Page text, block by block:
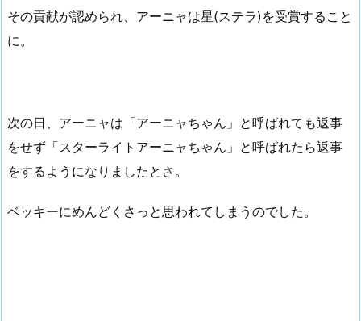
その貢献が認められ、アーニャは星(ステラ)を受賞すること
に。
次の日、アーニャは「アーニャちゃん」と呼ばれても返事
をせず「スターライトアーニャちゃん」と呼ばれたら返事
をするようになりましたとさ。
ベッキーにめんどくさっと思われてしまうのでした。